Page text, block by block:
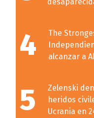
4
The
alcanzar a
5
Zelenski
heridos
Ucrania en